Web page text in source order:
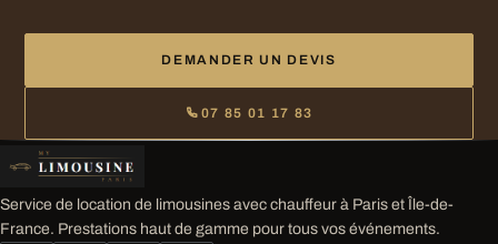
DEMANDER UN DEVIS
07 85 01 17 83
Service de location de limousines avec chauffeur à Paris et Île-de-
France. Prestations haut de gamme pour tous vos événements.